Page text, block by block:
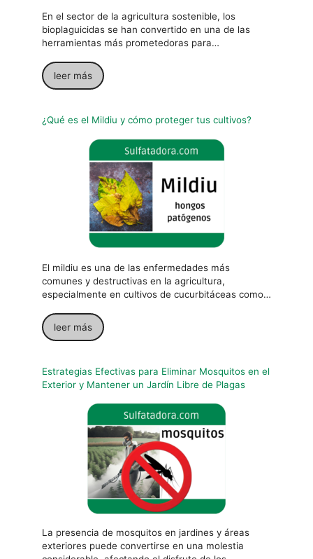
En el sector de la agricultura sostenible, los
bioplaguicidas se han convertido en una de las
herramientas más prometedoras para…
leer más
¿Qué es el Mildiu y cómo proteger tus cultivos?
El mildiu es una de las enfermedades más
comunes y destructivas en la agricultura,
especialmente en cultivos de cucurbitáceas como…
leer más
Estrategias Efectivas para Eliminar Mosquitos en el
Exterior y Mantener un Jardín Libre de Plagas
La presencia de mosquitos en jardines y áreas
exteriores puede convertirse en una molestia